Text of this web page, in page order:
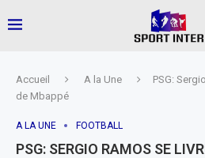
Accueil A la Une
PSG:
de Mbappé
A LA UNE FOOTBALL
PSG: SERGIO RAMOS SE